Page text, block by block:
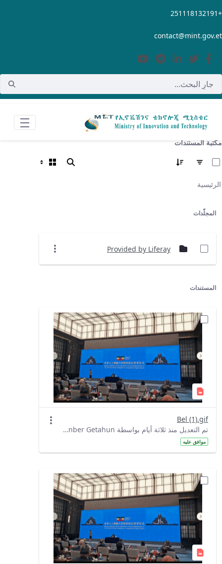
تخطي إلى المحتوى الرئيسي
المستندات
المجلّدات
Provided by Liferay
المستندات
Bel (1).gif
تم التعديل منذ ثلاثة أيام بواسطة Denber Getahun.
موافق عليه